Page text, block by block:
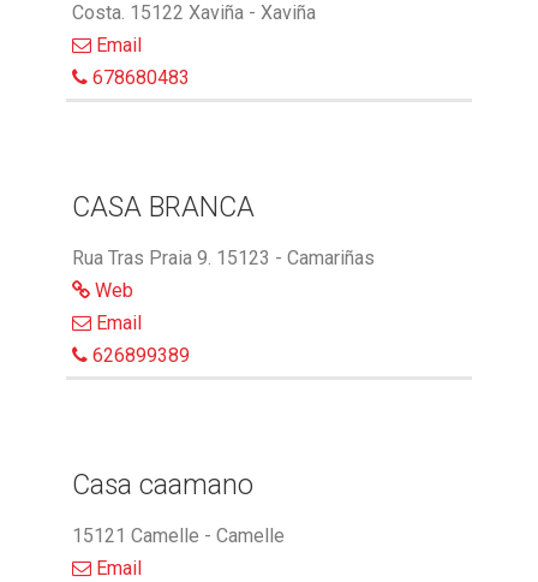
Costa. 15122 Xaviña - Xaviña
Email
678680483
CASA BRANCA
Rua Tras Praia 9. 15123 - Camariñas
Web
Email
626899389
Casa caamano
15121 Camelle - Camelle
Email